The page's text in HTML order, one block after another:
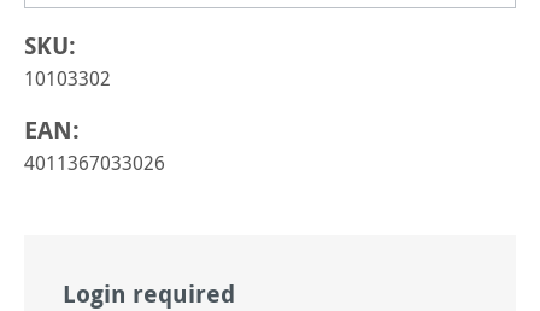
SKU:
10103302
EAN:
4011367033026
Login required